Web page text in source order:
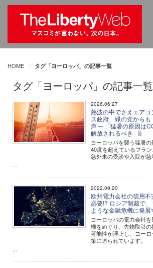
HOME タグ「ヨーロッパ」の記事一覧
タグ「ヨーロッパ」の記事一覧
2026.06.27
熱波の中でさえエア
ス政府、緑の党から
声 ─ 「猛暑の原因は
解放されるべき
ヨーロッパを襲う猛暑
40度を超えているフラ
急外来の受診や入院が急
...
2022.09.20
欧州電力会社の信用
必要!? ロシア制裁で
ような金融危機に発
ヨーロッパの電力会社
機をめぐり、先物取引
可能性が浮上し、ヨー
策に迫られています。
...